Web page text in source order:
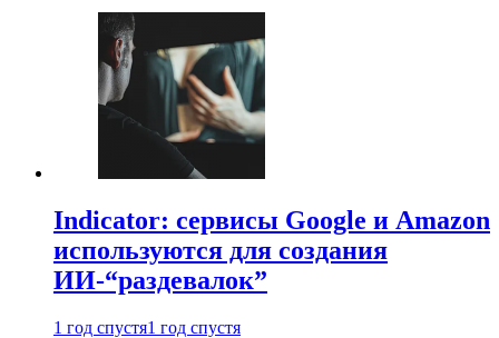
Indicator: сервисы Google и Amazon
используются для создания
ИИ-“раздевалок”
1 год спустя1 год спустя